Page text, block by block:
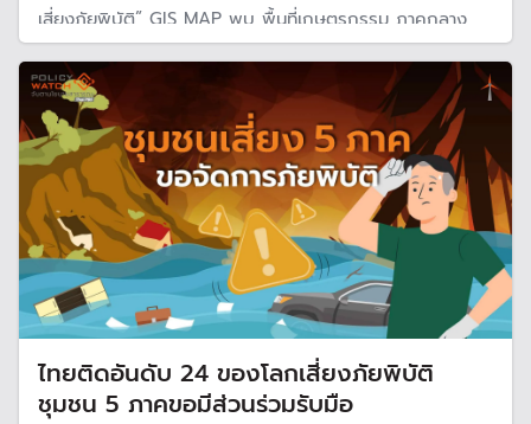
เสี่ยงภัยพิบัติ” GIS MAP พบ พื้นที่เกษตรกรรม ภาคกลาง
ภาคเหนือ ภาคอีสาน เผชิญความเสี่ยง น้ำท่วม ภัยแล้ง ดินถล่ม
สูง
ไทยติดอันดับ 24 ของโลกเสี่ยงภัยพิบัติ
ชุมชน 5 ภาคขอมีส่วนร่วมรับมือ